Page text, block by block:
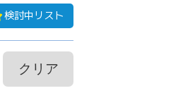
検討中リスト
クリア